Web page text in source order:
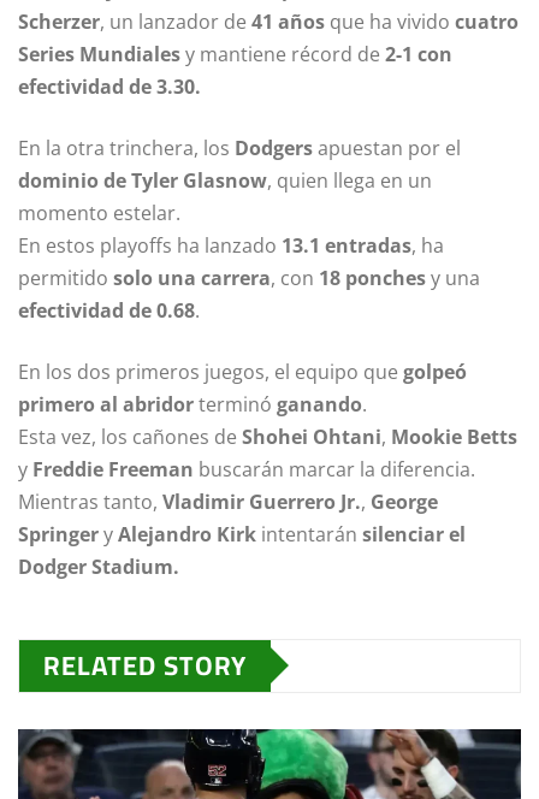
Scherzer, un lanzador de 41 años que ha vivido cuatro
Series Mundialesy mantiene récord de 2-1 con
efectividad de 3.30.
En la otra trinchera, los Dodgersapuestan por el
dominio de Tyler Glasnow, quien llega en un
momento estelar.
En estos playoffs ha lanzado 13.1 entradas, ha
permitido solo una carrera, con 18 ponchesy una
efectividad de 0.68.
En los dos primeros juegos, el equipo que golpeó
primero al abridorterminó ganando.
Esta vez, los cañones de Shohei Ohtani, Mookie Betts
y Freddie Freeman buscarán marcar la diferencia.
Mientras tanto, Vladimir Guerrero Jr., George
SpringeryAlejandro Kirk intentarán silenciar el
Dodger Stadium.
RELATED STORY